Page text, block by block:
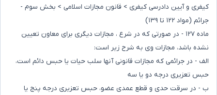
کیفری و آیین دادرسی کیفری > قانون مجازات اسلامی > بخش سوم -
جرائم (مواد ۱۲۲ تا ۱۳۹)
ماده ۱۲۷ - در صورتی که در شرع ، مجازات دیگری برای معاون تعیین
نشده باشد، مجازات وی به شرح زیر است:
الف - در جرائمی که مجازات قانونی آنها سلب حیات یا حبس دائم است،
حبس تعزیری درجه دو یا سه
ب - در سرقت حدی و قطع عمدی عضو، حبس تعزیری درجه پنج یا